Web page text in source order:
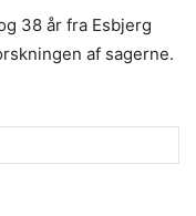
38 år fra Esbjerg
af sagerne.